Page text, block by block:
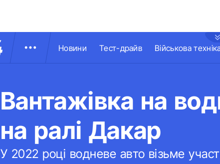
Новини Тест-драйв Військова
Вантажівка на
на ралі Дакар
У 2022 році водневе авто візьме